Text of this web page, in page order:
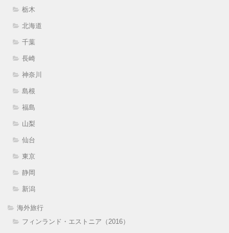
栃木
北海道
千葉
長崎
神奈川
島根
福島
山梨
仙台
東京
静岡
新潟
海外旅行
フィンランド・エストニア（2016）